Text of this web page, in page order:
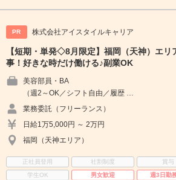
PR 株式会社アイスタイルキャリア
【短期・単発◇8月限定】福岡（天神）エリ
事！好きな時だけ働ける♪副業OK
美容部員・BA
（週2～OK／シフト自由／履歴 …
業務委託（フリーランス）
日給1万5,000円 ～ 2万円
福岡（天神エリア）
正社員登用 社割制度 賞与
学生OK
男女歓迎 週3日勤